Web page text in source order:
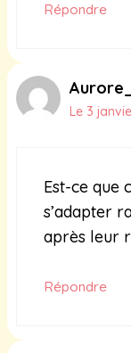
Répondre
Le 3
Est-ce que
s’adapter
après leur
Répondre